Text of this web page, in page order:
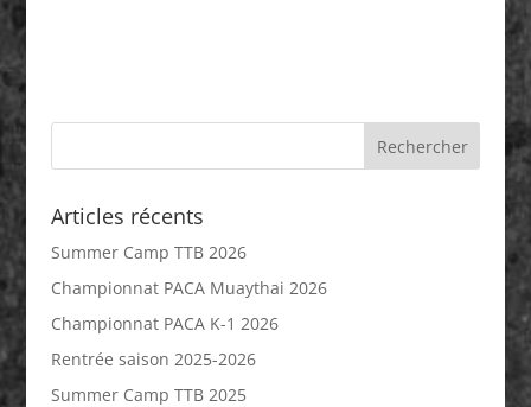
Articles récents
Summer Camp TTB 2026
Championnat PACA Muaythai 2026
Championnat PACA K-1 2026
Rentrée saison 2025-2026
Summer Camp TTB 2025